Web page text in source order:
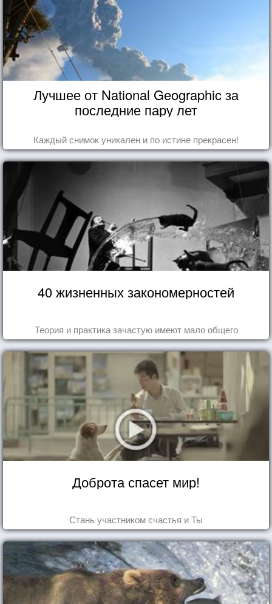
Лучшее от National Geographic за
последние пару лет
Каждый снимок уникален и по истине прекрасен!
40 жизненных закономерностей
Теория и практика зачастую имеют мало общего
Доброта спасет мир!
Стань участником счастья и Ты